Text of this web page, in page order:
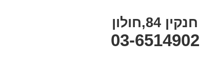
חנקין 84,חולון
03-6514902